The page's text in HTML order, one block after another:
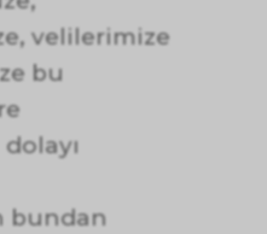
velilerimize
bu
bundan